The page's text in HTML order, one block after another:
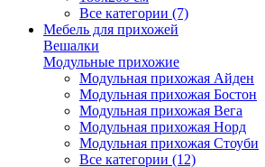
Все категории (7)
Мебель для прихожей
Вешалки
Модульные прихожие
Модульная прихожая Айден
Модульная прихожая Бостон
Модульная прихожая Вега
Модульная прихожая Норд
Модульная прихожая Стоуби
Все категории (12)